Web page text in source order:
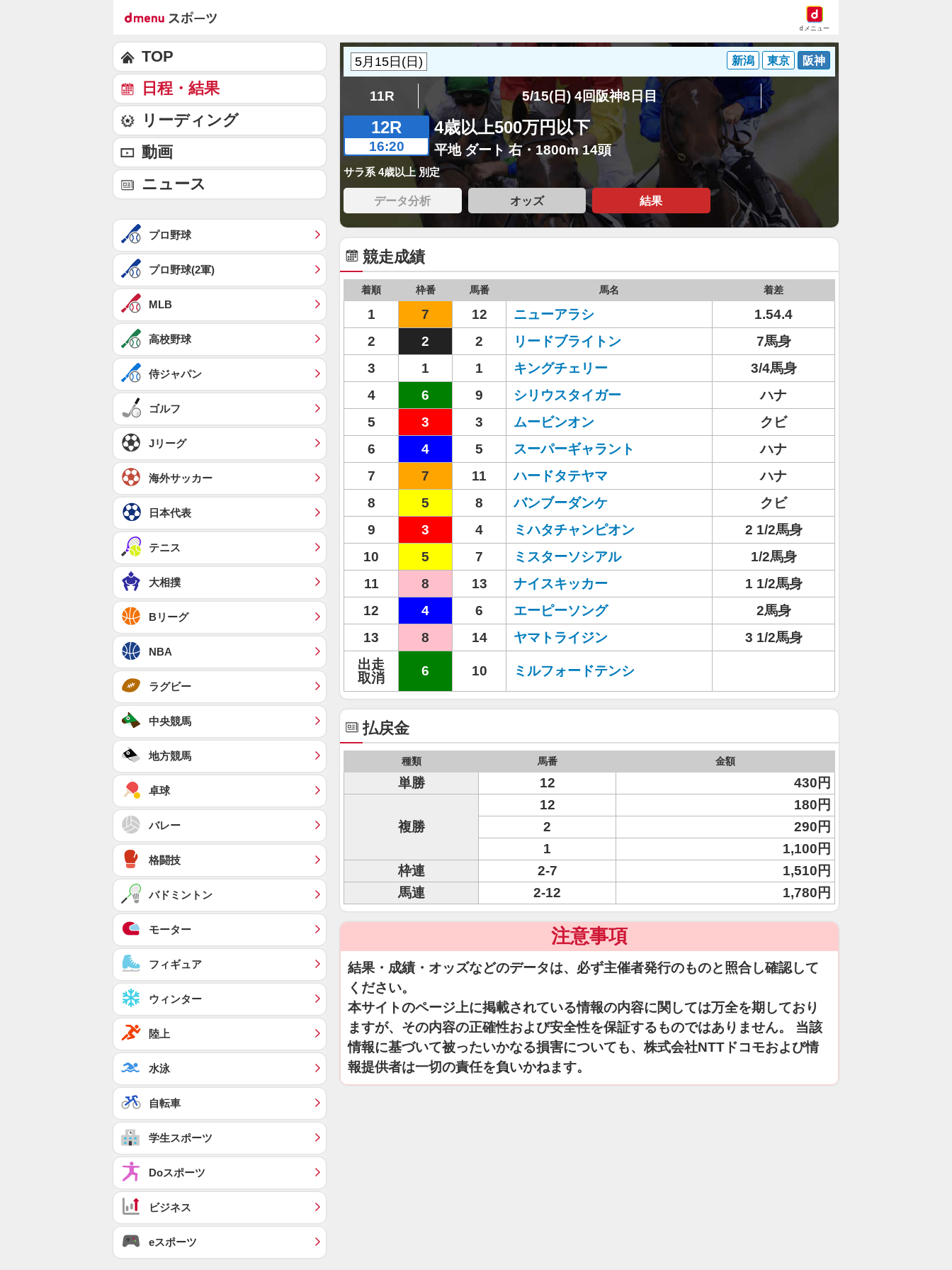
dメニュー
新潟 東京 阪神
11R 5/15(日) 4回阪神8日目
12R
16:20
4歳以上500万円以下
平地 ダート 右・1800m 14頭
サラ系 4歳以上 別定
データ分析 オッズ 結果
競走成績
着順 枠番 馬番 馬名 着差
1 7 12 ニューアラシ
1.54.4
2
2 2 リードブライトン
7馬身
3
1 1 キングチェリー
3/4馬身
4
6 9 シリウスタイガー
ハナ
5
3 3 ムービンオン
クビ
6
4 5 スーパーギャラント
ハナ
7
7 11 ハードタテヤマ
ハナ
8
5 8 バンブーダンケ
クビ
9
3 4 ミハタチャンピオン
2 1/2馬身
10
5 7 ミスターソシアル
1/2馬身
11
8 13 ナイスキッカー
1 1/2馬身
12
4 6 エーピーソング
2馬身
13
8 14 ヤマトライジン
3 1/2馬身
出走
取消
6 10 ミルフォードテンシ
払戻金
種類 馬番 金額
単勝 12 430円
複勝
12
180円
2
290円
1
1,100円
枠連
2-7
1,510円
馬連
2-12 1,780円
注意事項
結果・成績・オッズなどのデータは、必ず主催者発行のものと照合し確認して
ください。
本サイトのページ上に掲載されている情報の内容に関しては万全を期しており
ますが、その内容の正確性および安全性を保証するものではありません。 当該
情報に基づいて被ったいかなる損害についても、株式会社NTTドコモおよび情
報提供者は一切の責任を負いかねます。
TOP
日程・結果
リーディング
動画
ニュース
プロ野球
プロ野球(2軍)
MLB
高校野球
侍ジャパン
ゴルフ
Jリーグ
海外サッカー
日本代表
テニス
大相撲
Bリーグ
NBA
ラグビー
中央競馬
地方競馬
卓球
バレー
格闘技
バドミントン
モーター
フィギュア
ウィンター
陸上
水泳
自転車
学生スポーツ
Doスポーツ
ビジネス
eスポーツ